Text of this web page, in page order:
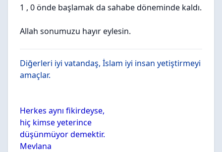
1 , 0 önde başlamak da sahabe döneminde kaldı.
Allah sonumuzu hayır eylesin.
Diğerleri iyi vatandaş, İslam iyi insan yetiştirmeyi
amaçlar.
Herkes aynı fikirdeyse,
hiç kimse yeterince
düşünmüyor demektir.
Mevlana